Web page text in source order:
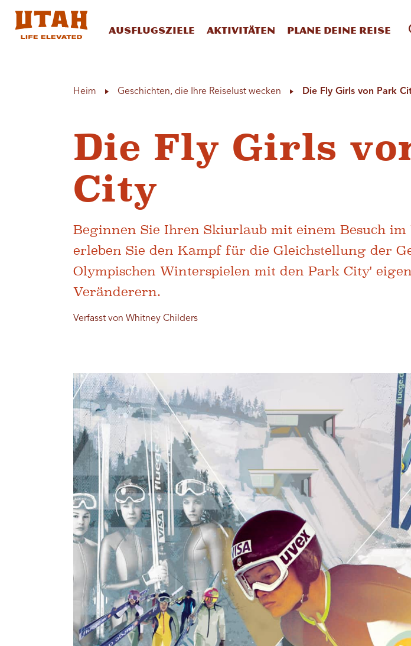
Ausflugsziele Aktivitäten Plane deine Reise
Heim Geschichten, die Ihre Reiselust wecken Die Fly Girls von Park
Die Fly Girls
City
Beginnen Sie Ihren Skiurlaub mit einem Besuch
erleben Sie den Kampf für die Gleichstellung der
Olympischen Winterspielen mit den Park City'
Veränderern.
Verfasst von Whitney Childers